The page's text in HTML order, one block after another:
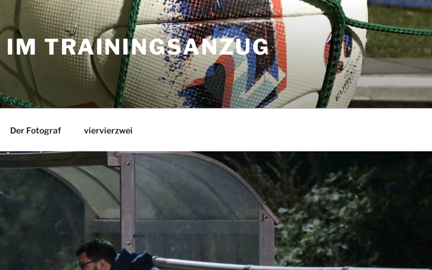
TRAININGSANZUG
Der Fotograf viervierzwei